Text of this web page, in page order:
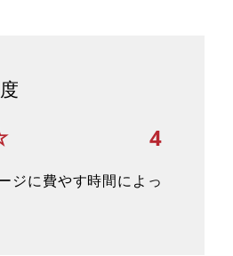
4
ジに費やす時間によっ